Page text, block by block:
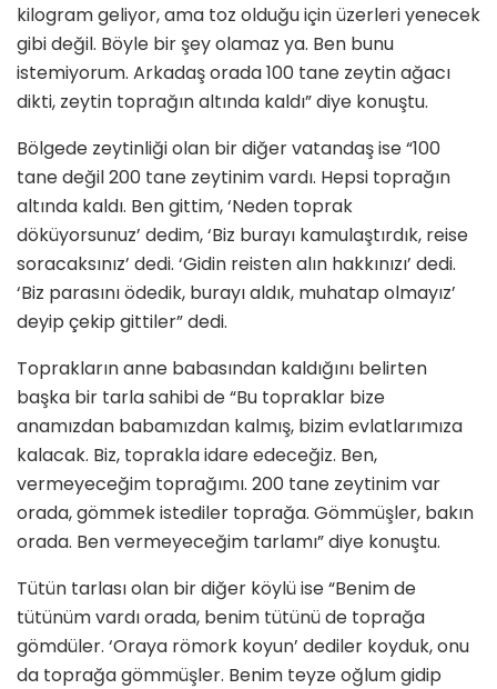
kilogram geliyor, ama toz olduğu için üzerleri yenecek
gibi değil. Böyle bir şey olamaz ya. Ben bunu
istemiyorum. Arkadaş orada 100 tane zeytin ağacı
dikti, zeytin toprağın altında kaldı” diye konuştu.
Bölgede zeytinliği olan bir diğer vatandaş ise “100
tane değil 200 tane zeytinim vardı. Hepsi toprağın
altında kaldı. Ben gittim, ‘Neden toprak
döküyorsunuz’ dedim, ‘Biz burayı kamulaştırdık, reise
soracaksınız’ dedi. ‘Gidin reisten alın hakkınızı’ dedi.
‘Biz parasını ödedik, burayı aldık, muhatap olmayız’
deyip çekip gittiler” dedi.
Toprakların anne babasından kaldığını belirten
başka bir tarla sahibi de “Bu topraklar bize
anamızdan babamızdan kalmış, bizim evlatlarımıza
kalacak. Biz, toprakla idare edeceğiz. Ben,
vermeyeceğim toprağımı. 200 tane zeytinim var
orada, gömmek istediler toprağa. Gömmüşler, bakın
orada. Ben vermeyeceğim tarlamı” diye konuştu.
Tütün tarlası olan bir diğer köylü ise “Benim de
tütünüm vardı orada, benim tütünü de toprağa
gömdüler. ‘Oraya römork koyun’ dediler koyduk, onu
da toprağa gömmüşler. Benim teyze oğlum gidip